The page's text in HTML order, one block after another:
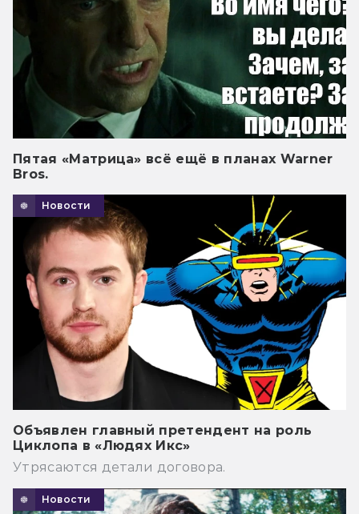
Пятая «Матрица» всё ещё в планах Warner
Bros.
Новости
Объявлен главный претендент на роль
Циклопа в «Людях Икс»
Утрясаются детали договора.
Новости